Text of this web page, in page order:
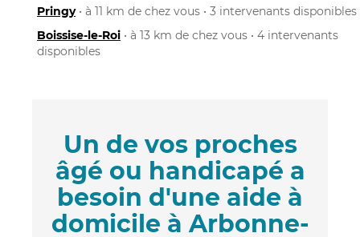
Pringy• à 11 km de chez vous • 3 intervenants disponibles
Boissise-le-Roi • à 13 km de chez vous • 4 intervenants
disponibles
Un de vos proches
âgé ou handicapé a
besoin d'une aide à
domicile à Arbonne-